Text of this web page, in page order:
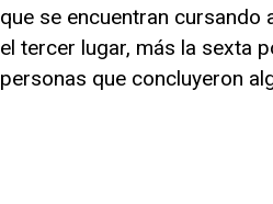
que se encuentran cursando
el tercer lugar, más la sexta
personas que concluyeron